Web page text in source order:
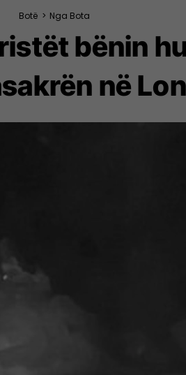
Botë > Nga Bota
bënin
në